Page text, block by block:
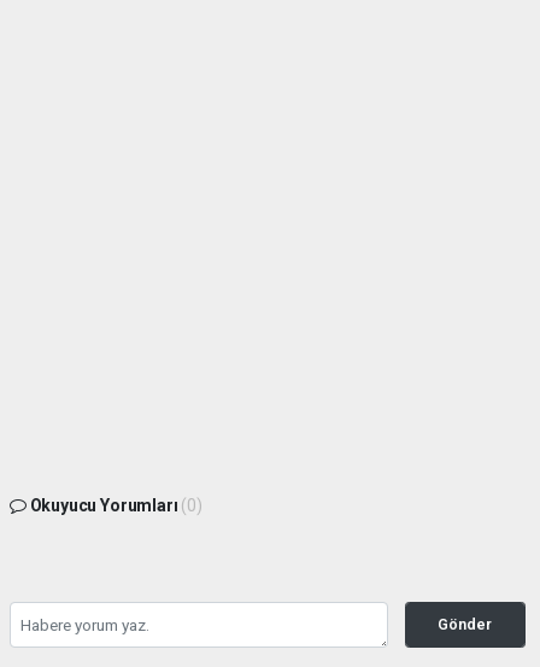
Okuyucu Yorumları (0)
Gönder